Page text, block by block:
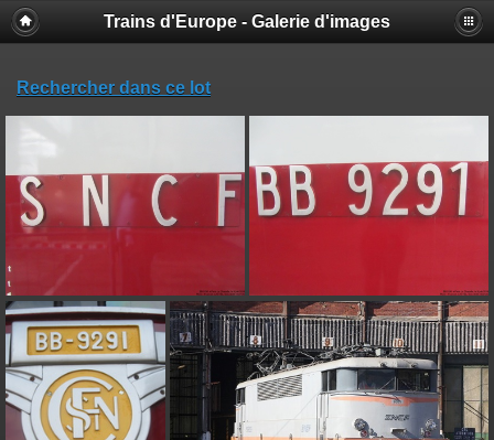
Trains d'Europe - Galerie d'images
Rechercher dans ce lot